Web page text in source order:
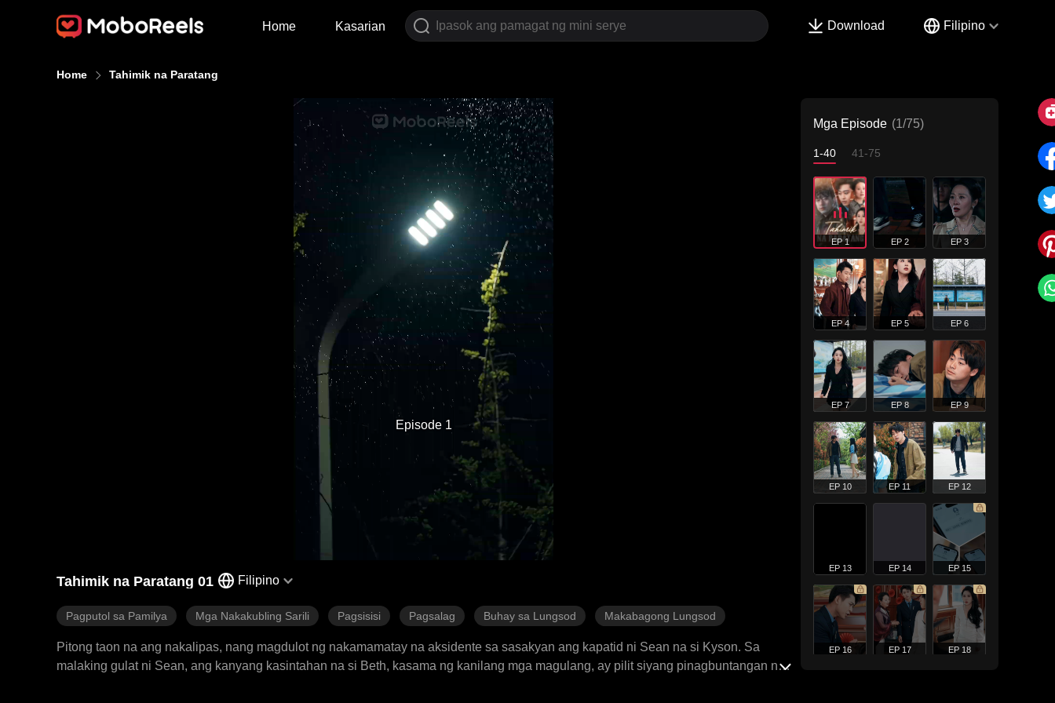
Home Kasarian Download Filipino
Home Tahimik na Paratang
Episode 1
Tahimik na Paratang 01 Filipino
Pagputol sa Pamilya Mga Nakakubling Sarili Pagsisisi Pagsalag Buhay sa Lungsod Makabagong Lungsod
Pitong taon na ang nakalipas, nang magdulot ng nakamamatay na aksidente sa sasakyan ang kapatid ni Sean na si Kyson. Sa
malaking gulat ni Sean, ang kanyang kasintahan na si Beth, kasama ng kanilang mga magulang, ay pilit siyang pinagbuntangan ng
Mga Episode (1/75)
1-40 41-75
EP 1 EP 2 EP 3
EP 4 EP 5 EP 6
EP 7 EP 8 EP 9
EP 10 EP 11 EP 12
EP 13 EP 14 EP 15
EP 16 EP 17 EP 18